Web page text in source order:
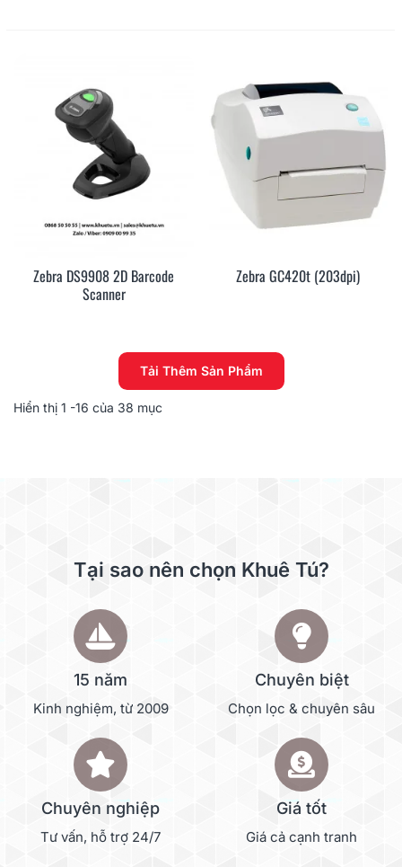
Zebra DS9908 2D Barcode
Scanner
Zebra GC420t (203dpi)
Tải Thêm Sản Phẩm
Hiển thị 1 -16 của 38 mục
Tại sao nên chọn Khuê Tú?
15 năm
Kinh nghiệm, từ 2009
Chuyên biệt
Chọn lọc & chuyên sâu
Chuyên nghiệp
Tư vấn, hỗ trợ 24/7
Giá tốt
Giá cả cạnh tranh